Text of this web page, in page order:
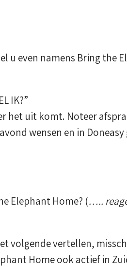
u even namens Bring the
IK?”
het uit komt. Noteer
wensen en in Doneasy
Elephant Home? (…..
volgende vertellen,
Home ook actief in